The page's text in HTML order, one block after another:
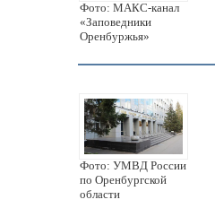
Фото: МАКС-канал
«Заповедники
Оренбуржья»
Фото: УМВД России
по Оренбургской
области